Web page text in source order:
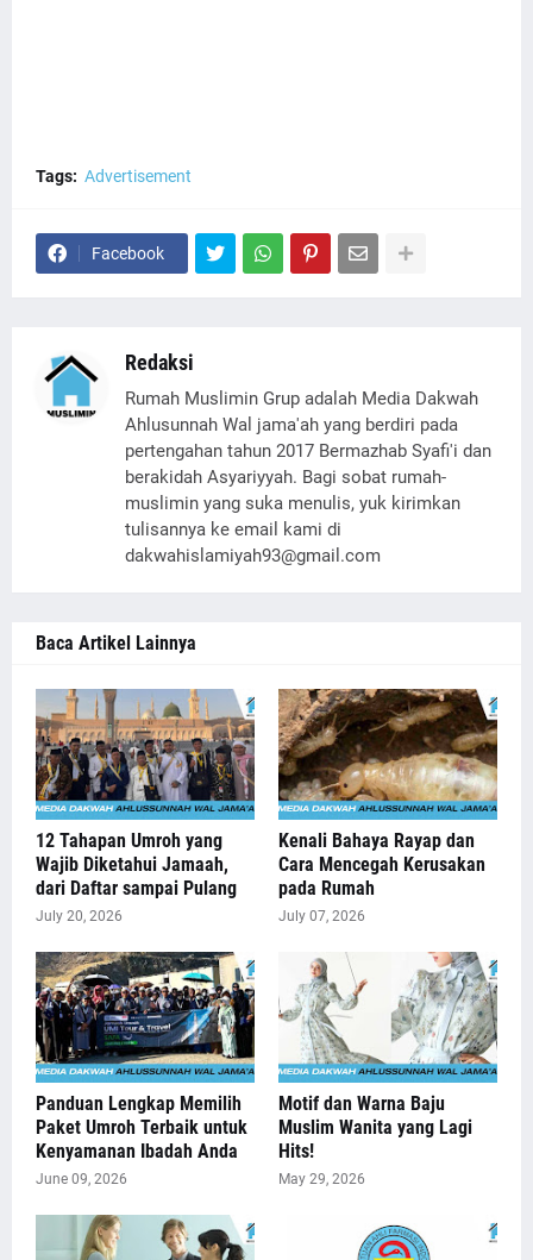
Tags: Advertisement
Facebook
Redaksi
Rumah Muslimin Grup adalah Media Dakwah
Ahlusunnah Wal jama'ah yang berdiri pada
pertengahan tahun 2017 Bermazhab Syafi'i dan
berakidah Asyariyyah. Bagi sobat rumah-
muslimin yang suka menulis, yuk kirimkan
tulisannya ke email kami di
dakwahislamiyah93@gmail.com
Baca Artikel Lainnya
12 Tahapan Umroh yang
Wajib Diketahui Jamaah,
dari Daftar sampai Pulang
July 20, 2026
Kenali Bahaya Rayap dan
Cara Mencegah Kerusakan
pada Rumah
July 07, 2026
Panduan Lengkap Memilih
Paket Umroh Terbaik untuk
Kenyamanan Ibadah Anda
June 09, 2026
Motif dan Warna Baju
Muslim Wanita yang Lagi
Hits!
May 29, 2026